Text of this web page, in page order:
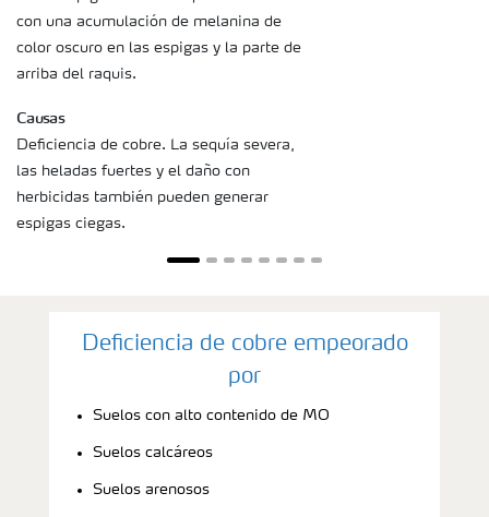
con una acumulación de melanina de
color oscuro en las espigas y la parte de
arriba del raquis.
Causas
Deficiencia de cobre. La sequía severa,
las heladas fuertes y el daño con
herbicidas también pueden generar
espigas ciegas.
Deficiencia de cobre empeorado
por
Suelos con alto contenido de MO
Suelos calcáreos
Suelos arenosos